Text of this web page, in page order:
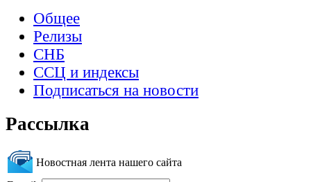
Общее
Релизы
СНБ
ССЦ и индексы
Подписаться на новости
Рассылка
Новостная лента нашего сайта